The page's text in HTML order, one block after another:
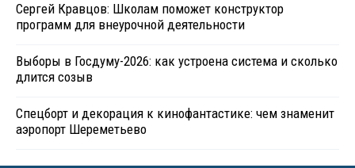
Сергей Кравцов: Школам поможет конструктор
программ для внеурочной деятельности
Выборы в Госдуму-2026: как устроена система и сколько
длится созыв
Спецборт и декорация к кинофантастике: чем знаменит
аэропорт Шереметьево